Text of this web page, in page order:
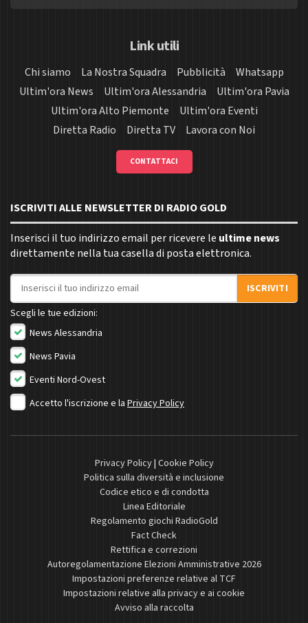
Link utili
Chi siamo La Nostra Squadra Pubblicità
Whatsapp
Ultim'ora News
Ultim'ora Alessandria
Ultim'ora Pavia
Ultim'ora Alto Piemonte
Ultim'ora Eventi
Diretta Radio
Diretta TV Lavora con Noi
CONTATTACI
ISCRIVITI ALLE NEWSLETTER DI RADIO GOLD
Inserisci il tuo indirizzo email per ricevere le ultime news
direttamente nella tua casella di posta elettronica.
Indirizzo email
ISCRIVITI
Scegli le tue edizioni:
News Alessandria
News Pavia
Eventi Nord-Ovest
Accetto l'iscrizione e la Privacy Policy
Privacy Policy| Cookie Policy
Politica sulla diversità e inclusione
Codice etico e di condotta
Linea Editoriale
Regolamento giochi RadioGold
Fact Check
Rettifica e correzioni
Autoregolamentazione Elezioni Amministrative 2026
Impostazioni preferenze relative al TCF
Impostazioni relative alla privacy e ai cookie
Avviso alla raccolta